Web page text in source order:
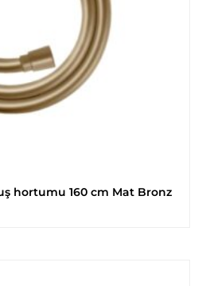
hortumu 160 cm Mat Bronz